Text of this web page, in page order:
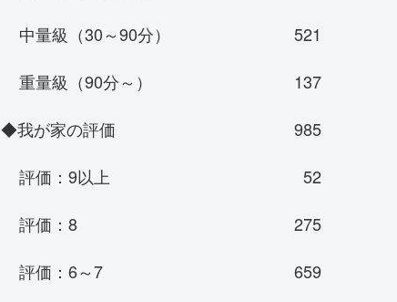
中量級（30～90分）
521
重量級（90分～）
137
◆我が家の評価
985
評価：9以上
52
評価：8
275
評価：6～7
659